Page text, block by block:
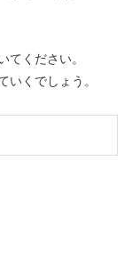
てください。
いくでしょう。